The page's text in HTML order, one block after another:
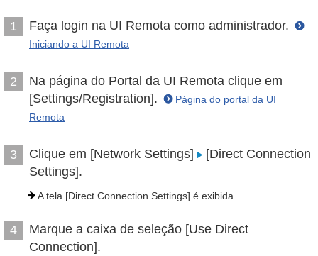
1 Faça login na UI Remota como administrador.
Iniciando a UI Remota
2
Na página do Portal da UI Remota clique em
[Settings/Registration].
Página do portal da UI
Remota
3 Clique em [Network Settings]
[Direct Connection
Settings].
A tela [Direct Connection Settings] é exibida.
4
Marque a caixa de seleção [Use Direct
Connection].